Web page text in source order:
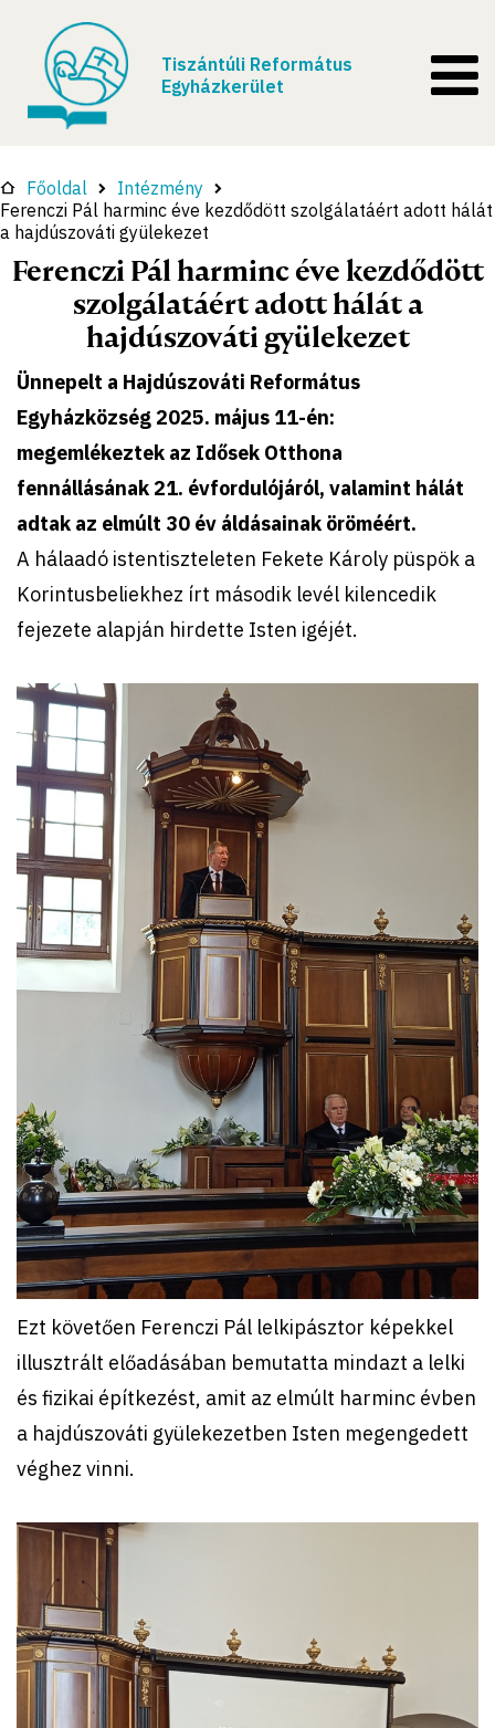
Tiszántúli Református
Egyházkerület
Főoldal
Intézmény
Ferenczi Pál harminc éve kezdődött szolgálatáért adott hálát
a hajdúszováti gyülekezet
Ferenczi Pál harminc éve kezdődött
szolgálatáért adott hálát a
hajdúszováti gyülekezet
Ünnepelt a Hajdúszováti Református
Egyházközség 2025. május 11-én:
megemlékeztek az Idősek Otthona
fennállásának 21. évfordulójáról, valamint hálát
adtak az elmúlt 30 év áldásainak öröméért.
A hálaadó istentiszteleten Fekete Károly püspök a
Korintusbeliekhez írt második levél kilencedik
fejezete alapján hirdette Isten igéjét.
Ezt követően Ferenczi Pál lelkipásztor képekkel
illusztrált előadásában bemutatta mindazt a lelki
és fizikai építkezést, amit az elmúlt harminc évben
a hajdúszováti gyülekezetben Isten megengedett
véghez vinni.